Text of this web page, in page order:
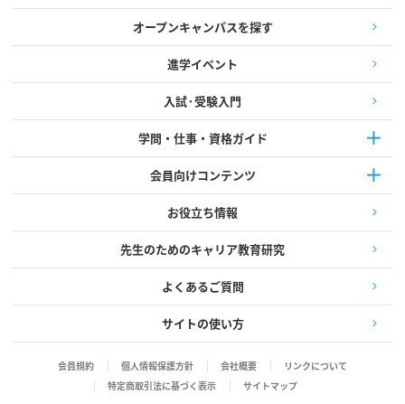
オープンキャンパスを探す
進学イベント
入試·受験入門
学問・仕事・資格ガイド
会員向けコンテンツ
お役立ち情報
先生のためのキャリア教育研究
よくあるご質問
サイトの使い方
会員規約 個人情報保護方針 会社概要
リンクについて
特定商取引法に基づく表示
サイトマップ